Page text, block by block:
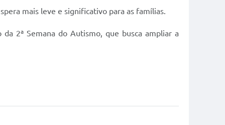
mais leve e significativo para as famílias.
2ª Semana do Autismo, que busca ampliar a